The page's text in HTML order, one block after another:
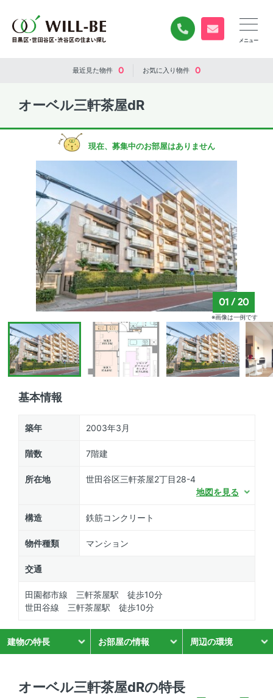
0120-840-834
無料お問い合
最近見た物件 0 お気に入り物件 0
オーベル三軒茶屋dR
現在、募集中のお部屋はありません
基本情報
築年 2003年3月
階数 7階建
所在地
世田谷区三軒茶屋2丁目28-4
地図を見る
構造 鉄筋コンクリート
物件種類 マンション
交通
田園都市線 三軒茶屋駅 徒歩10分
世田谷線 三軒茶屋駅 徒歩10分
建物の特長 お部屋の情報 周辺の環境
01 /20
※画像は一例です
オーベル三軒茶屋dRの特長